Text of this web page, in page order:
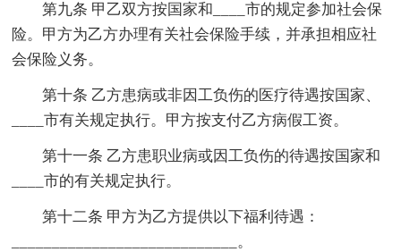
第九条 甲乙双方按国家和____市的规定参加社会保
险。甲方为乙方办理有关社会保险手续，并承担相应社
会保险义务。
第十条 乙方患病或非因工负伤的医疗待遇按国家、
____市有关规定执行。甲方按支付乙方病假工资。
第十一条 乙方患职业病或因工负伤的待遇按国家和
____市的有关规定执行。
第十二条 甲方为乙方提供以下福利待遇：
____________________________。